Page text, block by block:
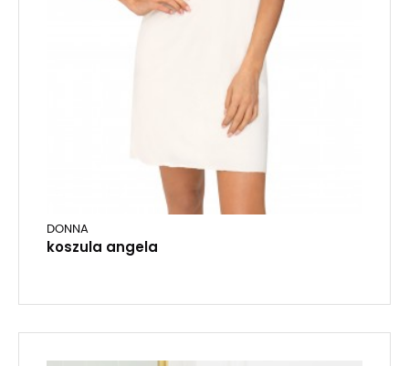
DONNA
koszula angela